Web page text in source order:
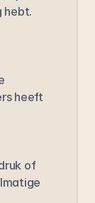
hebt.
heeft
of